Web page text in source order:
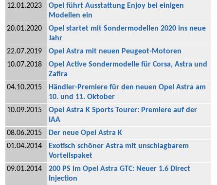
12.01.2023
Opel führt Ausstattung Enjoy bei einigen
Modellen ein
20.01.2020
Opel startet mit Sondermodellen 2020 ins neue
Jahr
22.07.2019
Opel Astra mit neuen Peugeot-Motoren
10.07.2018
Opel Active Sondermodelle für Corsa, Astra und
Zafira
04.10.2015
Händler-Premiere für den neuen Opel Astra am
10. und 11. Oktober
10.09.2015
Opel Astra K Sports Tourer: Premiere auf der
IAA
08.06.2015
Der neue Opel Astra K
01.04.2014
Exotisch schöner Astra mit unschlagbarem
Vorteilspaket
09.01.2014
200 PS im Opel Astra GTC: Neuer 1.6 Direct
Injection